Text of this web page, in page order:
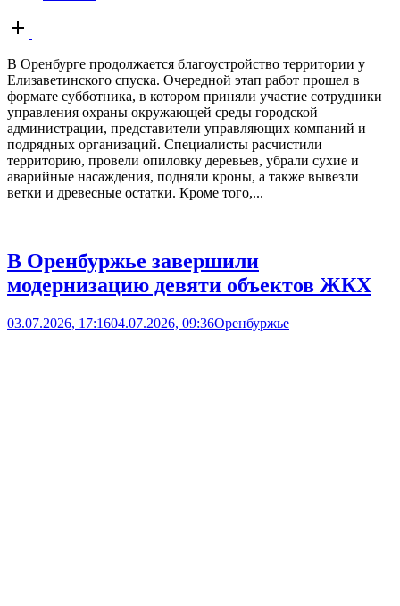
Open
post
В Оренбурге продолжается благоустройство территории у
Елизаветинского спуска. Очередной этап работ прошел в
формате субботника, в котором приняли участие сотрудники
управления охраны окружающей среды городской
администрации, представители управляющих компаний и
подрядных организаций. Специалисты расчистили
территорию, провели опиловку деревьев, убрали сухие и
аварийные насаждения, подняли кроны, а также вывезли
ветки и древесные остатки. Кроме того,...
В Оренбуржье завершили
модернизацию девяти объектов ЖКХ
03.07.2026, 17:1604.07.2026, 09:36Оренбуржье
Новости